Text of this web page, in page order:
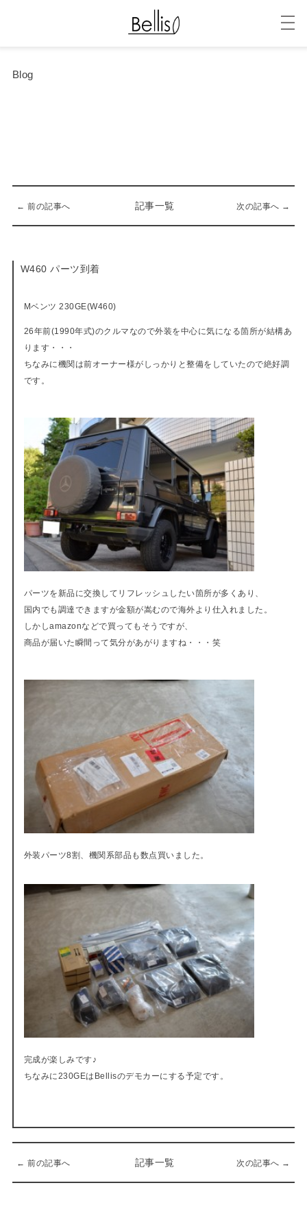
Blog
← 前の記事へ 記事一覧 次の記事へ →
W460 パーツ到着
Mベンツ 230GE(W460)
26年前(1990年式)のクルマなので外装を中心に気になる箇所が結構あ
ります・・・
ちなみに機関は前オーナー様がしっかりと整備をしていたので絶好調
です。
パーツを新品に交換してリフレッシュしたい箇所が多くあり、
国内でも調達できますが金額が嵩むので海外より仕入れました。
しかしamazonなどで買ってもそうですが、
商品が届いた瞬間って気分があがりますね・・・笑
外装パーツ8割、機関系部品も数点買いました。
完成が楽しみです♪
ちなみに230GEはBellisのデモカーにする予定です。
← 前の記事へ 記事一覧 次の記事へ →